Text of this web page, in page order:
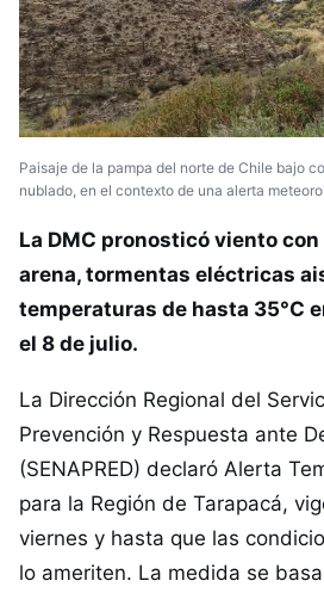
Paisaje de la pampa del norte de Chile bajo
nublado, en el contexto de una alerta
La DMC pronosticó viento
arena, tormentas eléctricas
temperaturas de hasta 35°C
el 8 de julio.
La Dirección Regional del
Prevención y Respuesta ante
(SENAPRED) declaró Alerta
para la Región de Tarapacá,
viernes y hasta que las
lo ameriten. La medida se